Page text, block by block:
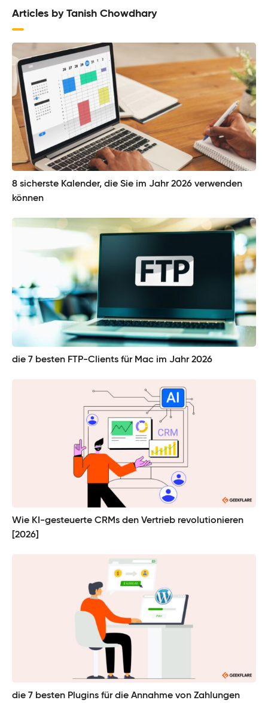
Articles by Tanish Chowdhary
8 sicherste Kalender, die Sie im Jahr 2026 verwenden
können
die 7 besten FTP-Clients für Mac im Jahr 2026
Wie KI-gesteuerte CRMs den Vertrieb revolutionieren
[2026]
die 7 besten Plugins für die Annahme von Zahlungen